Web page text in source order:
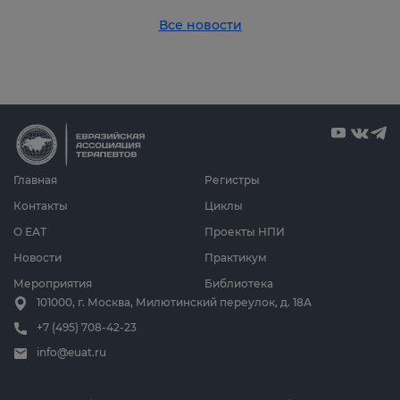
Все новости
Главная
О ЕАТ
Новости
Мероприятия
Циклы
Проекты НПИ
Практикум
Библиотека
Регистры
Контакты
101000, г. Москва, Милютинский переулок, д. 18А
+7 (495) 708-42-23
info@euat.ru